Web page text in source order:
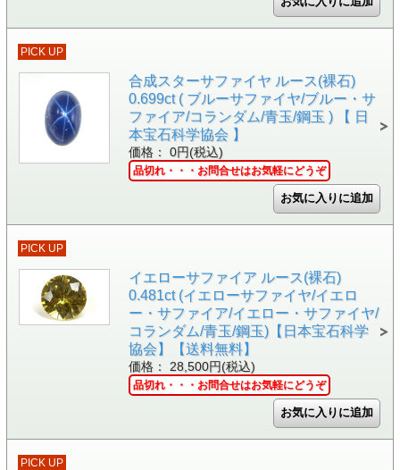
PICK UP
合成スターサファイヤ ルース(裸石)
0.699ct ( ブルーサファイヤ/ブルー・サ
ファイア/コランダム/青玉/鋼玉 ) 【 日
本宝石科学協会 】
価格： 0円(税込)
品切れ・・・お問合せはお気軽にどうぞ
PICK UP
イエローサファイア ルース(裸石)
0.481ct (イエローサファイヤ/イエロ
ー・サファイア/イエロー・サファイヤ/
コランダム/青玉/鋼玉)【日本宝石科学
協会】【送料無料】
価格： 28,500円(税込)
品切れ・・・お問合せはお気軽にどうぞ
PICK UP